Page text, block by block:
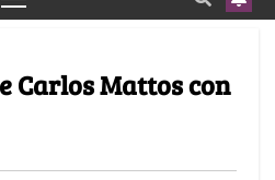
Carlos Mattos con